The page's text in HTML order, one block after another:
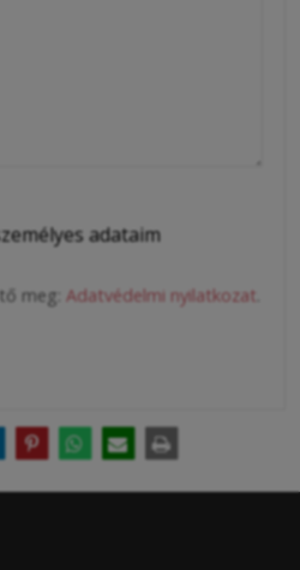
adataim
meg: Adatvédelmi nyilatkozat